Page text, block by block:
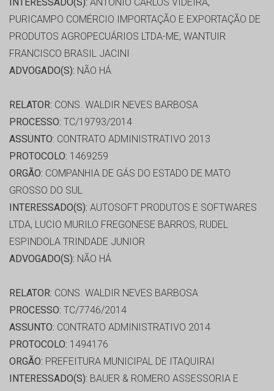
INTERESSADO(S): ANTONIO CARLOS VIDEIRA,
PURICAMPO COMÉRCIO IMPORTAÇÃO E EXPORTAÇÃO DE
PRODUTOS AGROPECUÁRIOS LTDA-ME, WANTUIR
FRANCISCO BRASIL JACINI
ADVOGADO(S): NÃO HÁ
RELATOR: CONS. WALDIR NEVES BARBOSA
PROCESSO: TC/19793/2014
ASSUNTO: CONTRATO ADMINISTRATIVO 2013
PROTOCOLO: 1469259
ORGÃO: COMPANHIA DE GÁS DO ESTADO DE MATO
GROSSO DO SUL
INTERESSADO(S): AUTOSOFT PRODUTOS E SOFTWARES
LTDA, LUCIO MURILO FREGONESE BARROS, RUDEL
ESPINDOLA TRINDADE JUNIOR
ADVOGADO(S): NÃO HÁ
RELATOR: CONS. WALDIR NEVES BARBOSA
PROCESSO: TC/7746/2014
ASSUNTO: CONTRATO ADMINISTRATIVO 2014
PROTOCOLO: 1494176
ORGÃO: PREFEITURA MUNICIPAL DE ITAQUIRAI
INTERESSADO(S): BAUER & ROMERO ASSESSORIA E